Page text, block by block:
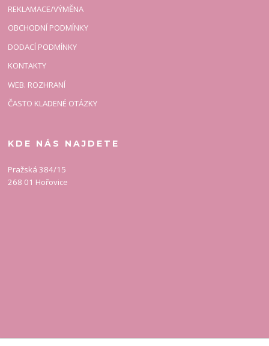
REKLAMACE/VÝMĚNA
OBCHODNÍ PODMÍNKY
DODACÍ PODMÍNKY
KONTAKTY
WEB. ROZHRANÍ
ČASTO KLADENÉ OTÁZKY
KDE NÁS NAJDETE
Pražská 384/15
268 01 Hořovice